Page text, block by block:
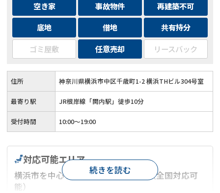
空き家 事故物件
再建築不可
底地
借地
共有持分
ゴミ屋敷
任意売却 リースバック
住所 神奈川県横浜市中区千歳町1-2 横浜THビル304号室
最寄り駅 JR根岸線「関内駅」徒歩10分
受付時間 10:00～19:00
対応可能エリア
横浜市を中心とした神奈川県エリア（全国対応可
能）
続きを読む